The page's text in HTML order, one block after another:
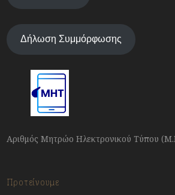
Δήλωση Συμμόρφωσης
Αριθμός Μητρώο Ηλεκτρονικού Τύπου
Προτείνουμε